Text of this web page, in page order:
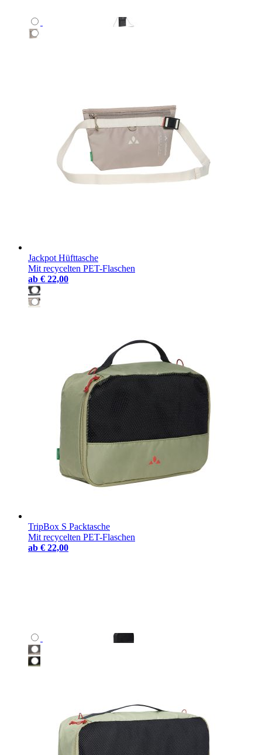
Jackpot Hüfttasche
Mit recycelten PET-Flaschen
ab € 22,00
TripBox S Packtasche
Mit recycelten PET-Flaschen
ab € 22,00